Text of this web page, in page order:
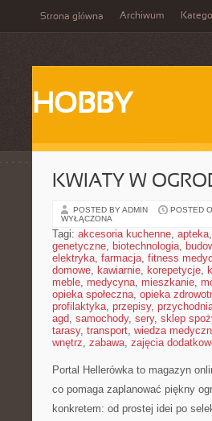
Strona główna Archiwum
HOBBY
KWIATY W
POSTED BY ADMIN POSTED
WYŁĄCZONA
Tagi: akcesoria kuchenne, apteka,
genetyczne, biotechnologia,
elektryka, farmacja, fitness
domowe, kawiarnie, korepetycje,
meble, medycyna, mieszkanie,
opieka społeczna, opieka
profilaktyka, przepisy,
agd, samochody, sery, sklep
tarasy, transport, wiedza
wnętrz, zabawa, zajęcia
Portal Hellerówka to magazyn
co pomaga zaplanować piękny
konkretem: od prostej idei po